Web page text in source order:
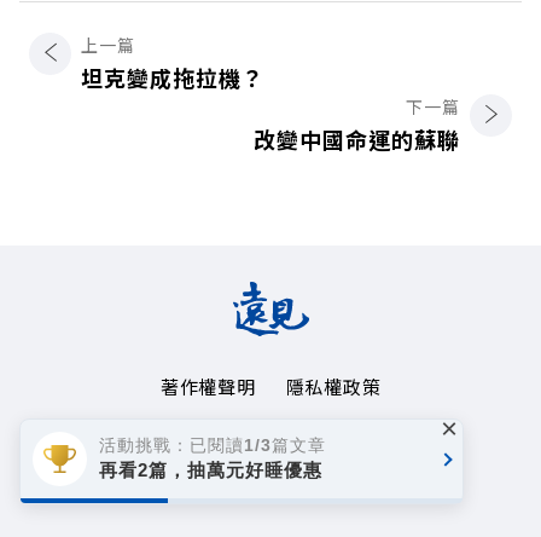
上一篇
坦克變成拖拉機？
下一篇
改變中國命運的蘇聯
著作權聲明
隱私權政策
Copyright© 1999~2026
遠見天下文化事業群. All rights reserved.
活動挑戰：已閱讀1/3篇文章
再看2篇，抽萬元好睡優惠
×